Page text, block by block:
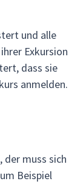
und alle
Exkursion
dass sie
anmelden.
der muss sich
Beispiel